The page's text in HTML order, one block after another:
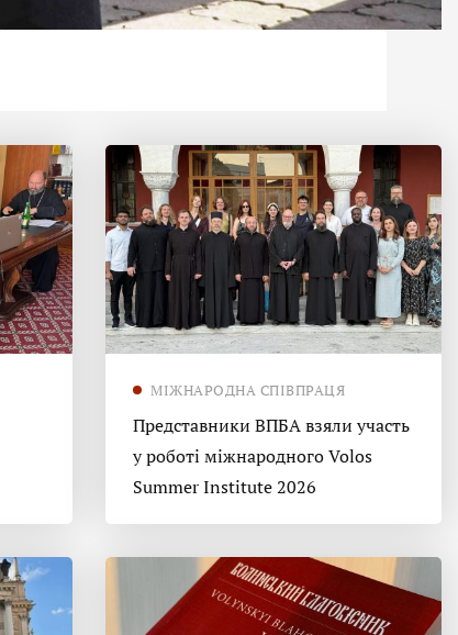
МІЖНАРОДНА СПІВПРАЦЯ
Представники ВПБА взяли участь
у роботі міжнародного Volos
Summer Institute 2026